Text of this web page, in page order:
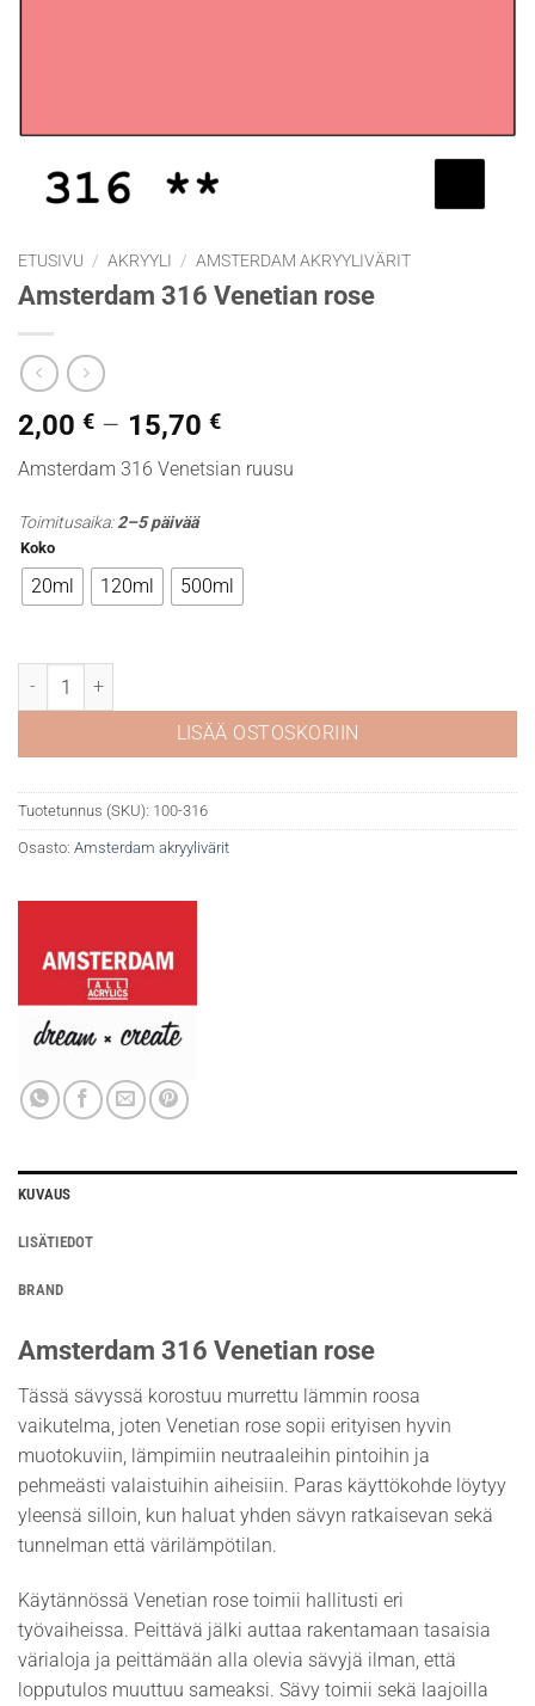
ETUSIVU / AKRYYLI / AMSTERDAM AKRYYLIVÄRIT
Amsterdam 316 Venetian rose
2,00 € – 15,70 €Hintaluokka:
-
Amsterdam 316 Venetsian ruusu
Toimitusaika:2–5 päivää
Koko
20ml 120ml 500ml
Amsterdam 316 Venetian rose määrä
LISÄÄ OSTOSKORIIN
Tuotetunnus (SKU): 100-316
Osasto: Amsterdam akryylivärit
KUVAUS
LISÄTIEDOT
BRAND
Amsterdam 316 Venetian rose
Tässä sävyssä korostuu murrettu lämmin roosa
vaikutelma, joten Venetian rose sopii erityisen hyvin
muotokuviin, lämpimiin neutraaleihin pintoihin ja
pehmeästi valaistuihin aiheisiin. Paras käyttökohde löytyy
yleensä silloin, kun haluat yhden sävyn ratkaisevan sekä
tunnelman että värilämpötilan.
Käytännössä Venetian rose toimii hallitusti eri
työvaiheissa. Peittävä jälki auttaa rakentamaan tasaisia
värialoja ja peittämään alla olevia sävyjä ilman, että
lopputulos muuttuu sameaksi. Sävy toimii sekä laajoilla